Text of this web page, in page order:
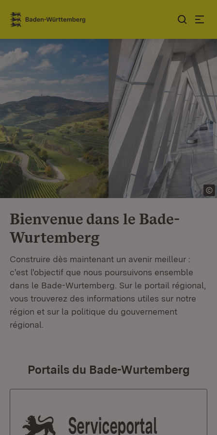
Sauter au contenu
Link zur Startseite
Bienvenue dans le Bade-
Wurtemberg
Construire dès maintenant un avenir meilleur :
c'est l'objectif que nous poursuivons ensemble
dans le Bade-Wurtemberg. Sur le portail régional,
vous trouverez des informations utiles sur notre
région et sur la politique du gouvernement
régional.
Portails du Bade-Wurtemberg